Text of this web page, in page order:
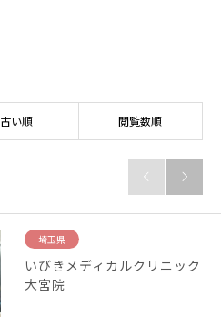
古い順 閲覧数順
 
埼玉県
いびきメディカルクリニック
大宮院